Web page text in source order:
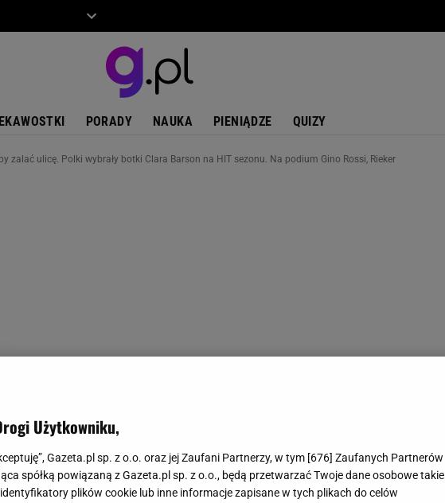
PORADY NAUKA PIENIĄDZE QUIZY
zalać ulicę. Polki wybrały botki Clara Barson na HIT sezonu. Na podium Gino Rossi, Rieker
by zalać ulicę. Polki wybrały botki Clara
Na podium Gino Rossi, Rieker
Użytkowniku,
Gazeta.pl sp. z o.o. oraz jej Zaufani Partnerzy, w tym [676] Zaufanych Partnerów
spółką powiązaną z Gazeta.pl sp. z o.o., będą przetwarzać Twoje dane osobowe takie
plików cookie lub inne informacje zapisane w tych plikach do celów